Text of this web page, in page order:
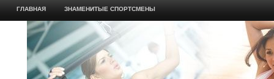
ГЛАВНАЯ ЗНАМЕНИТЫЕ СПОРТСМЕНЫ